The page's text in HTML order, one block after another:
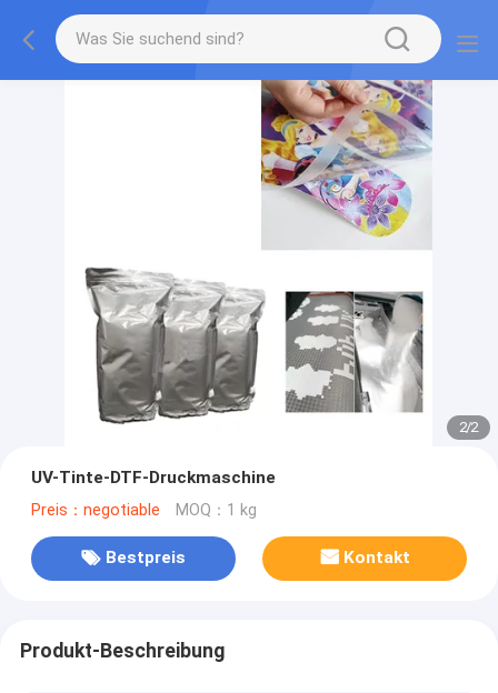
2/2
UV-Tinte-DTF-Druckmaschine
Preis：negotiable MOQ：1 kg
Bestpreis Kontakt
Produkt-Beschreibung